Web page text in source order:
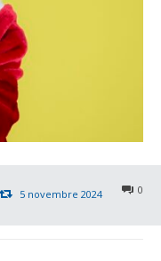
0
5 novembre 2024